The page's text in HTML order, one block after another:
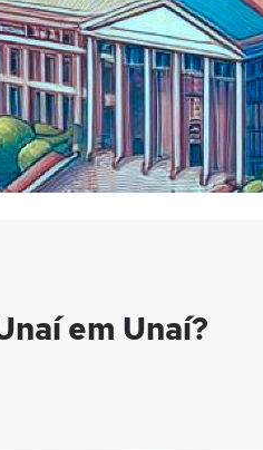
em Unaí?